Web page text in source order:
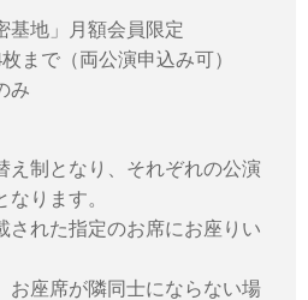
基地」月額会員限定
まで（両公演申込み可）
み
制となり、それぞれの公演
ります。
れた指定のお席にお座りい
座席が隣同士にならない場